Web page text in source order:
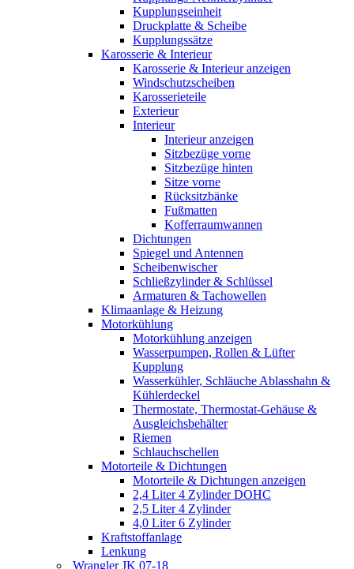
Kupplungseinheit
Druckplatte & Scheibe
Kupplungssätze
Karosserie & Interieur
Karosserie & Interieur anzeigen
Windschutzscheiben
Karosserieteile
Exterieur
Interieur
Interieur anzeigen
Sitzbezüge vorne
Sitzbezüge hinten
Sitze vorne
Rücksitzbänke
Fußmatten
Kofferraumwannen
Dichtungen
Spiegel und Antennen
Scheibenwischer
Schließzylinder & Schlüssel
Armaturen & Tachowellen
Klimaanlage & Heizung
Motorkühlung
Motorkühlung anzeigen
Wasserpumpen, Rollen & Lüfter
Kupplung
Wasserkühler, Schläuche Ablasshahn &
Kühlerdeckel
Thermostate, Thermostat-Gehäuse &
Ausgleichsbehälter
Riemen
Schlauchschellen
Motorteile & Dichtungen
Motorteile & Dichtungen anzeigen
2,4 Liter 4 Zylinder DOHC
2,5 Liter 4 Zylinder
4,0 Liter 6 Zylinder
Kraftstoffanlage
Lenkung
Wrangler JK 07-18